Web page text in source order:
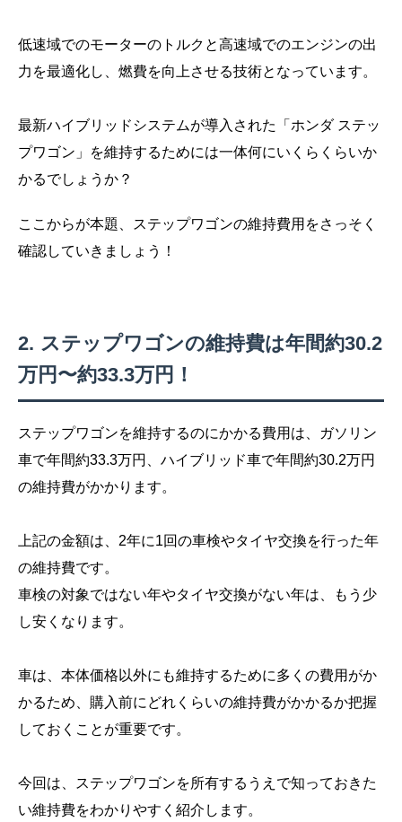
低速域でのモーターのトルクと高速域でのエンジンの出
力を最適化し、燃費を向上させる技術となっています。
最新ハイブリッドシステムが導入された「ホンダ ステッ
プワゴン」を維持するためには一体何にいくらくらいか
かるでしょうか？
ここからが本題、ステップワゴンの維持費用をさっそく
確認していきましょう！
ステップワゴンの維持費は年間約30.2
万円〜約33.3万円！
ステップワゴンを維持するのにかかる費用は、ガソリン
車で年間約33.3万円、ハイブリッド車で年間約30.2万円
の維持費がかかります。
上記の金額は、2年に1回の車検やタイヤ交換を行った年
の維持費です。
車検の対象ではない年やタイヤ交換がない年は、もう少
し安くなります。
車は、本体価格以外にも維持するために多くの費用がか
かるため、購入前にどれくらいの維持費がかかるか把握
しておくことが重要です。
今回は、ステップワゴンを所有するうえで知っておきた
い維持費をわかりやすく紹介します。